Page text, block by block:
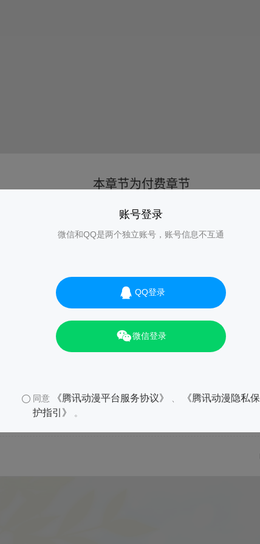
账号登录
微信和QQ是两个独立账号，账号信息不互通
QQ登录
微信登录
同意 《腾讯动漫平台服务协议》
《腾讯动漫隐私保
护指引》
。